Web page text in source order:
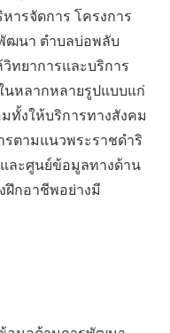
ารจัดการ โครงการ
ฒนา ตำบลบ่อพลับ
วิทยาการและบริการ
นหลากหลายรูปแบบแก่
ทั้งให้บริการทางสังคม
รตามแนวพระราชดำริ
และศูนย์ข้อมูลทางด้าน
ฝึกอาชีพอย่างมี